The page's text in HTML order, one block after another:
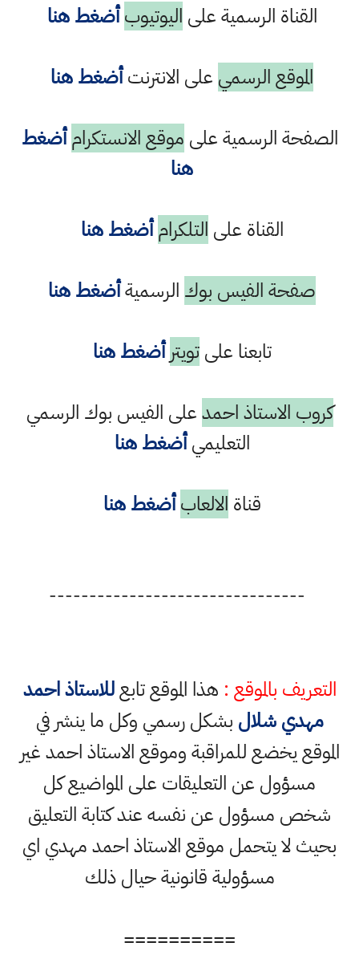
القناة الرسمية على اليوتيوب أضغط هنا
الموقع الرسمي على الانترنتأضغط هنا
الصفحة الرسمية على موقع الانستكرام أضغط
هنا
القناة على التلكرام أضغط هنا
صفحة الفيس بوك الرسميةأضغط هنا
تابعنا علىتويتر أضغط هنا
كروب الاستاذ احمدعلى الفيس بوك الرسمي
التعليميأضغط هنا
قناة الالعاب أضغط هنا
--------------------------------
التعريف بالموقع : هذا الموقع تابعللاستاذ احمد
مهدي شلال بشكل رسمي وكل ما ينشر في
الموقع يخضع للمراقبة وموقع الاستاذ احمد غير
مسؤول عن التعليقات على المواضيع كل
شخص مسؤول عن نفسه عند كتابة التعليق
بحيث لا يتحمل موقع الاستاذ احمد مهدي اي
مسؤولية قانونية حيال ذلك
==========